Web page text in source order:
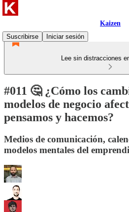
Kaizen
Suscribirse
Iniciar sesión
Lee sin distracciones
#011 🤔 ¿Cómo los
modelos de negocio
pensamos y hacemos?
Medios de comunicación,
modelos mentales del